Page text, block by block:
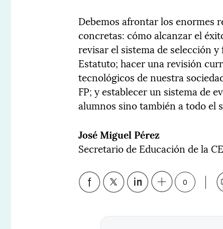
Debemos afrontar los enormes
concretas: cómo alcanzar el
revisar el sistema de selección
Estatuto; hacer una revisión
tecnológicos de nuestra
FP; y establecer un sistema de
alumnos sino también a todo el
José Miguel Pérez
Secretario de Educación de la
0